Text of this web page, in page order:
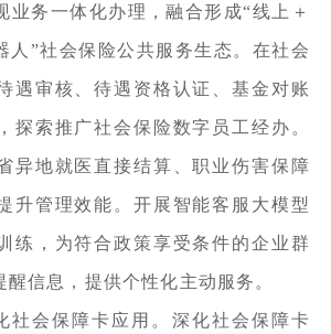
业务一体化办理，融合形成“线上＋
人”社会保险公共服务生态。在社会
遇审核、待遇资格认证、基金对账
探索推广社会保险数字员工经办。
异地就医直接结算、职业伤害保障
升管理效能。开展智能客服大模型
练，为符合政策享受条件的企业群
醒信息，提供个性化主动服务。
社会保障卡应用。深化社会保障卡